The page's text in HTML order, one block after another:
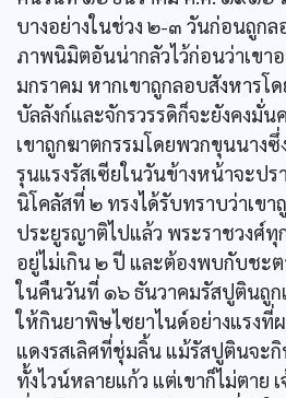
บางอย่างในช่วง ๒-๓ วันก่อนถูก
ภาพนิมิตอันน่ากลัวไว้ก่อนว่าเขา
มกราคม หากเขาถูกลอบสังหารโ
บัลลังก์และจักรวรรดิก็จะยังคงมั่
เขาถูกฆาตกรรมโดยพวกขุนนางซึ่
รุนแรงรัสเซียในวันข้างหน้าจะป
นิโคลัสที่ ๒ ทรงได้รับทราบว่าเข
ประยูรญาติไปแล้ว พระราชวงศ์
อยู่ไม่เกิน ๒ ปี และต้องพบกับชะต
ในคืนวันที่ ๑๖ ธันวาคมรัสปูตินถูก
ให้กินยาพิษไซยาไนด์อย่างแรงที่
แดงรสเลิศที่ชุ่มลิ้น แม้รัสปูตินจะ
ทั้งไวน์หลายแก้ว แต่เขาก็ไม่ตาย